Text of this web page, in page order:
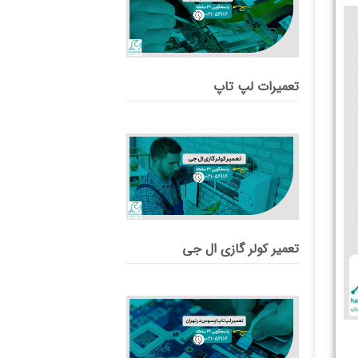
تعمیرات لپ تاپ
تعمیر کولر گازی ال جی